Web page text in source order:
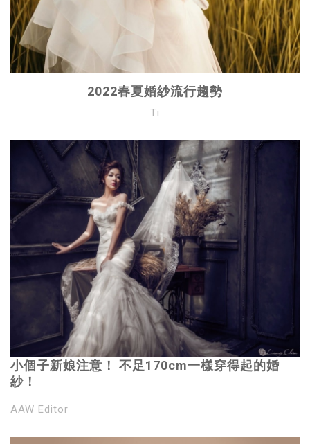
2022春夏婚紗流行趨勢
Ti
小個子新娘注意！ 不足170cm一樣穿得起的婚
紗！
AAW Editor